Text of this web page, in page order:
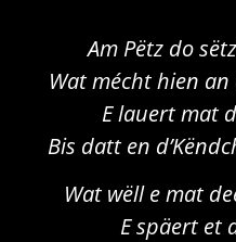
Am Pëtz do
Wat mécht hien
E lauert mat
Bis datt en
Wat wëll e mat
E späert et